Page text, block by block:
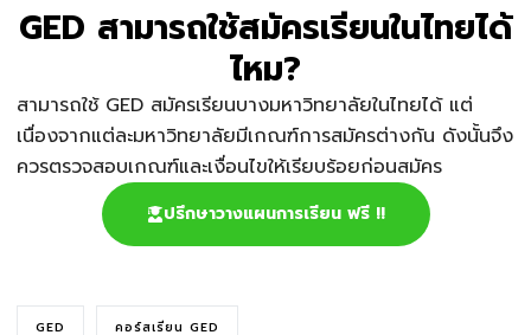
GED สามารถใช้สมัครเรียนในไทยได้
ไหม?
สามารถใช้ GED สมัครเรียนบางมหาวิทยาลัยในไทยได้ แต่
เนื่องจากแต่ละมหาวิทยาลัยมีเกณฑ์การสมัครต่างกัน ดังนั้นจึง
ควรตรวจสอบเกณฑ์และเงื่อนไขให้เรียบร้อยก่อนสมัคร
ปรึกษาวางแผนการเรียน ฟรี !!
GED คอร์สเรียน GED